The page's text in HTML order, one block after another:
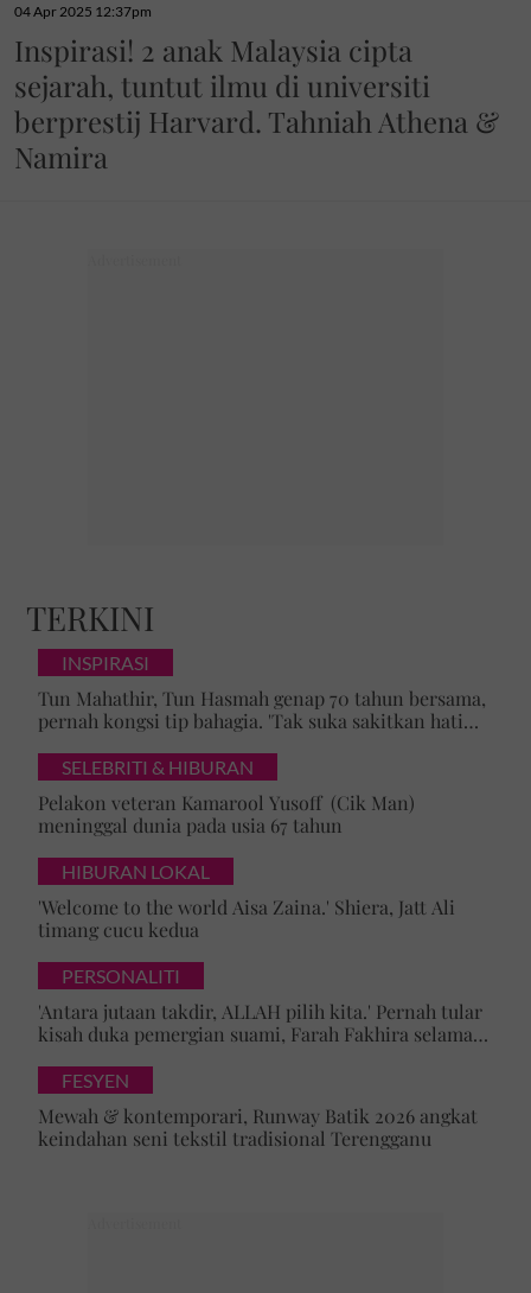
04 Apr 2025 12:37pm
Inspirasi! 2 anak Malaysia cipta
sejarah, tuntut ilmu di universiti
berprestij Harvard. Tahniah Athena &
Namira
TERKINI
INSPIRASI
Tun Mahathir, Tun Hasmah genap 70 tahun bersama,
pernah kongsi tip bahagia. 'Tak suka sakitkan hati
SELEBRITI & HIBURAN
Pelakon veteran Kamarool Yusoff (Cik Man)
meninggal dunia pada usia 67 tahun
HIBURAN LOKAL
'Welcome to the world Aisa Zaina.' Shiera, Jatt Ali
timang cucu kedua
PERSONALITI
'Antara jutaan takdir, ALLAH pilih kita.' Pernah tular
kisah duka pemergian suami, Farah Fakhira selamat
FESYEN
Mewah & kontemporari, Runway Batik 2026 angkat
keindahan seni tekstil tradisional Terengganu